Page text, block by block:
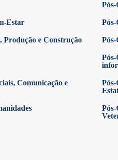
Estar
Produção e Construção
Comunicação e